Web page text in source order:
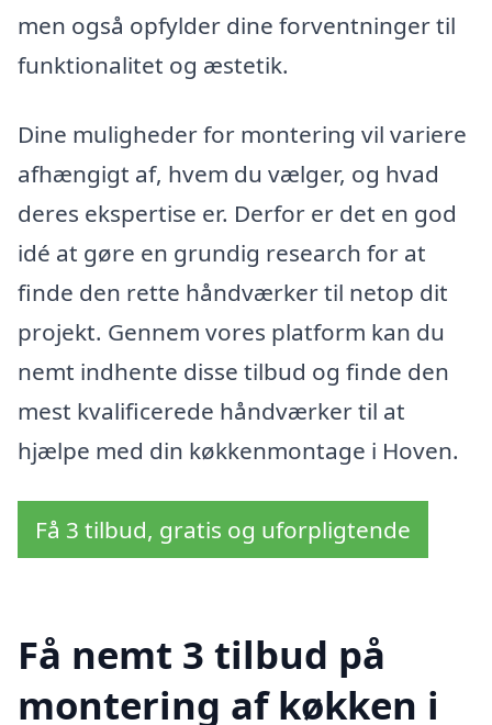
men også opfylder dine forventninger til
funktionalitet og æstetik.
Dine muligheder for montering vil variere
afhængigt af, hvem du vælger, og hvad
deres ekspertise er. Derfor er det en god
idé at gøre en grundig research for at
finde den rette håndværker til netop dit
projekt. Gennem vores platform kan du
nemt indhente disse tilbud og finde den
mest kvalificerede håndværker til at
hjælpe med din køkkenmontage i Hoven.
Få 3 tilbud, gratis og uforpligtende
Få nemt 3 tilbud på
montering af køkken i